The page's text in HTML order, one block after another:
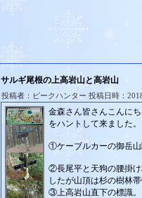
サルギ尾根の上高岩山と高岩山
投稿者：ピークハンター 投稿日時：
金森さん皆さんこんに
をハントして来ました。
①ケーブルカーの御岳山
②長尾平と天狗の腰掛け
したが山頂は杉の樹林
③上高岩山直下の標識。